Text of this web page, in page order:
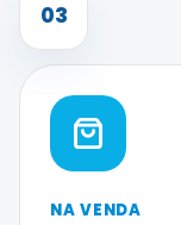
03
NA VENDA